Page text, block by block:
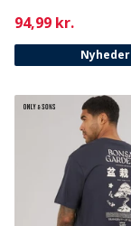
Current
94,99 kr.
Nyheder